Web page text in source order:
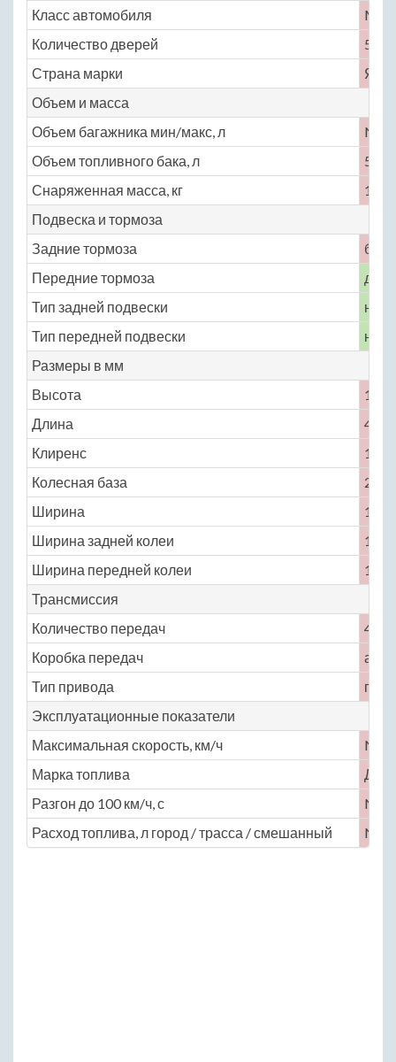
Класс автомобиля
M
Количество дверей
5
Страна марки
Объем и масса
Объем багажника мин/макс, л
No
Объем топливного бака, л
55
Снаряженная масса, кг
1665
Подвеска и тормоза
Задние тормоза
Передние тормоза
Тип задней подвески
Тип передней подвески
Размеры в мм
Высота
1750
Длина
4555
Клиренс
168
Колесная база
2750
Ширина
1770
Ширина задней колеи
1510
Ширина передней колеи
1510
Трансмиссия
Количество передач
4
Коробка передач
Тип привода
Эксплуатационные показатели
Максимальная скорость, км/ч
No
Марка топлива
ДТ
Разгон до 100 км/ч, с
No
Расход топлива, л город / трасса / смешанный
No